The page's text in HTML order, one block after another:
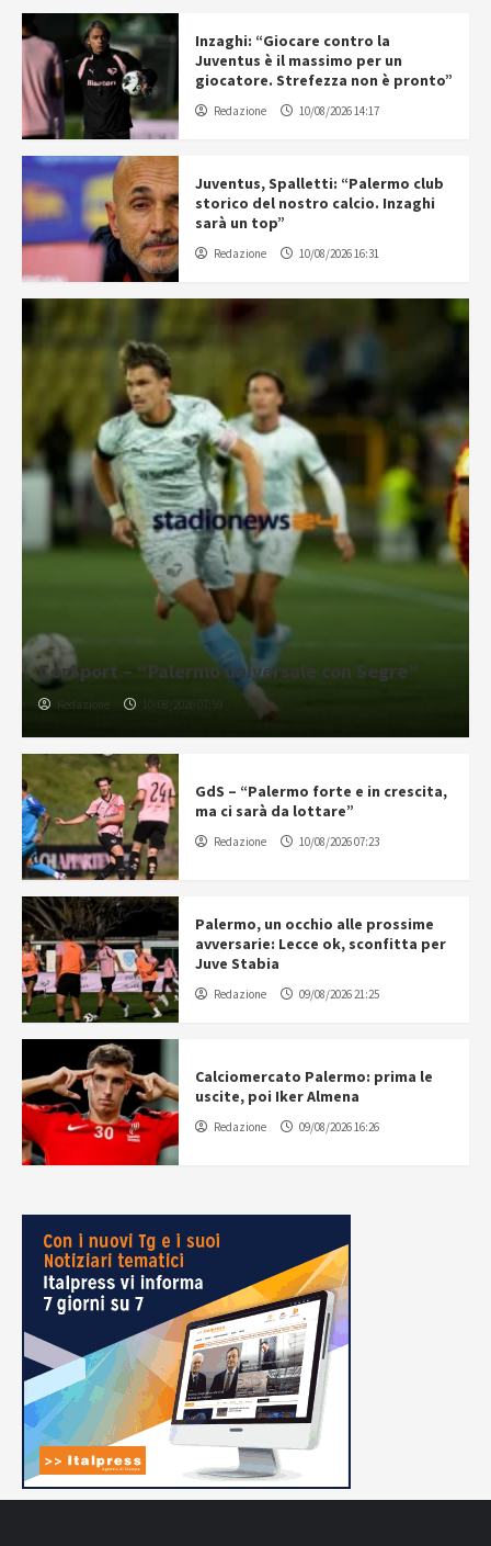
Inzaghi: “Giocare contro la
Juventus è il massimo per un
giocatore. Strefezza non è pronto”
Redazione 10/08/2026 14:17
Juventus, Spalletti: “Palermo club
storico del nostro calcio. Inzaghi
sarà un top”
Redazione 10/08/2026 16:31
CorSport – “Palermo universale con Segre”
Redazione 10/08/2026 07:59
GdS – “Palermo forte e in crescita,
ma ci sarà da lottare”
Redazione 10/08/2026 07:23
Palermo, un occhio alle prossime
avversarie: Lecce ok, sconfitta per
Juve Stabia
Redazione 09/08/2026 21:25
Calciomercato Palermo: prima le
uscite, poi Iker Almena
Redazione 09/08/2026 16:26